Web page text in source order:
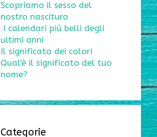
Scopriamo il sesso del
nostro nascituro
I calendari più belli degli
ultimi anni
Il significato dei colori
Qual'è il significato del tuo
nome?
Categorie